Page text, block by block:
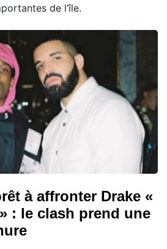
de l’île.
à affronter Drake «
: le clash prend une